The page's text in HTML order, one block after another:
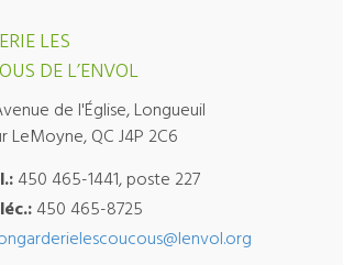
LES
DE L’ENVOL
de l'Église, Longueuil
LeMoyne, QC J4P 2C6
450 465-1441, poste 227
450 465-8725